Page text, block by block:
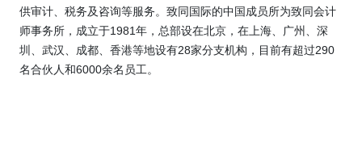
供审计、税务及咨询等服务。致同国际的中国成员所为致同会计
师事务所，成立于1981年，总部设在北京，在上海、广州、深
圳、武汉、成都、香港等地设有28家分支机构，目前有超过290
名合伙人和6000余名员工。